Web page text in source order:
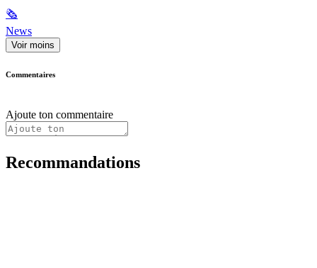
🗞
News
Voir moins
Commentaires
Ajoute ton commentaire
Recommandations